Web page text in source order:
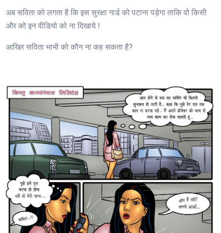
अब सविता को लगता है कि इस सुरक्षा गार्ड को पटाना पड़ेगा ताकि वो किसी
और को इन वीडियो को ना दिखाये !
आखिर सविता भाभी को कौन ना कह सकता है?